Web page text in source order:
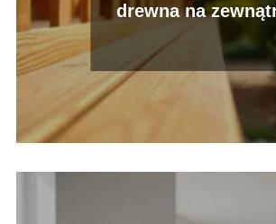
drewna na
ranking
produktów